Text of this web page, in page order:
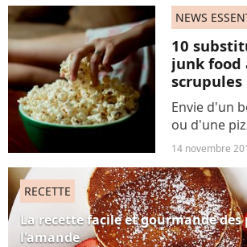
tourner la
NEWS
10
junk food
scrupules
Envie d'un
ou d'une
géante ? Au
choisissez
aussi
nettement
14 novembre
RECETTE
La recette facile et gourmande des
l'amande